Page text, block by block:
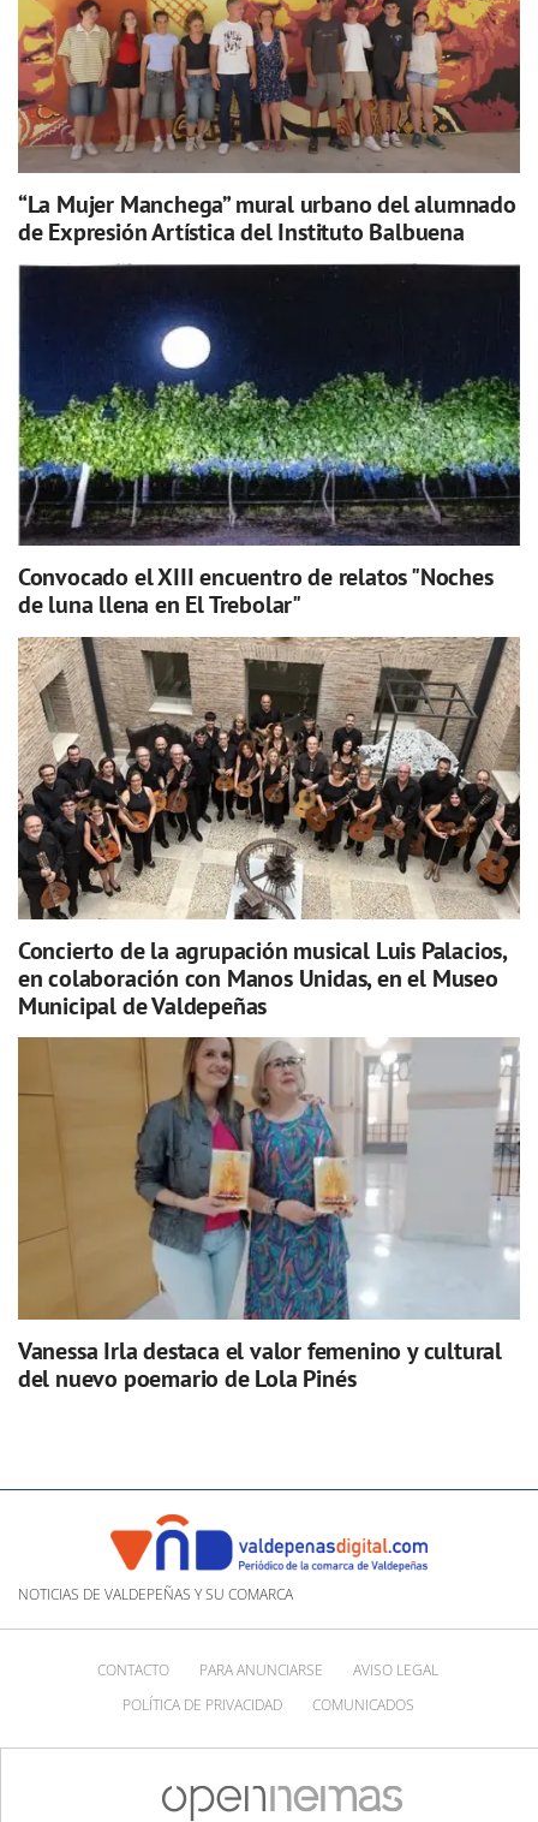
“La Mujer Manchega” mural urbano del alumnado
de Expresión Artística del Instituto Balbuena
Convocado el XIII encuentro de relatos "Noches
de luna llena en El Trebolar"
Concierto de la agrupación musical Luis Palacios,
en colaboración con Manos Unidas, en el Museo
Municipal de Valdepeñas
Vanessa Irla destaca el valor femenino y cultural
del nuevo poemario de Lola Pinés
NOTICIAS DE VALDEPEÑAS Y SU COMARCA
CONTACTO PARA ANUNCIARSE
AVISO LEGAL
POLÍTICA DE PRIVACIDAD
COMUNICADOS